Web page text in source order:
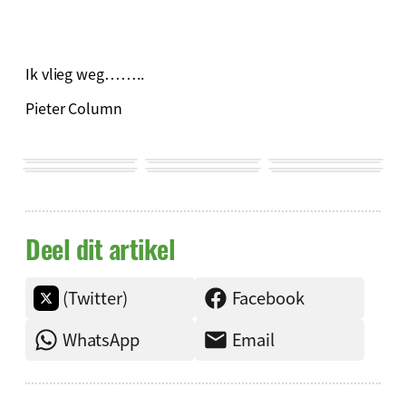
Ik vlieg weg……..
Pieter Column
Deel dit artikel
(Twitter)
Facebook
WhatsApp
Email